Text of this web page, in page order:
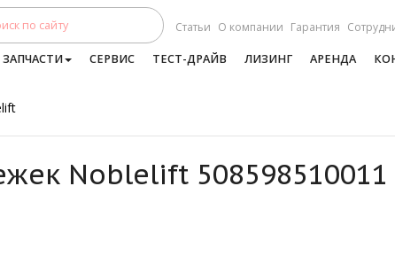
Статьи О компании Гарантия
ЗАПЧАСТИ СЕРВИС ТЕСТ-ДРАЙВ ЛИЗИНГ АРЕНДА
Noblelift